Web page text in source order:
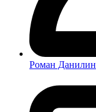
Роман Данилин